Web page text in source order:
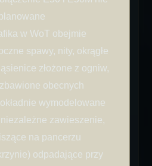
w WoT obejmie
spawy, nity, okrągłe
złożone z ogniw,
obecnych
wymodelowane
niezależne zawieszenie,
na pancerzu
odpadające przy